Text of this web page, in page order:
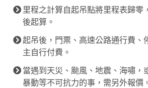
里程之計算自起吊點將里程表歸零
後起算。
起吊後，門票、高速公路通行費、
主自行付費。
當遇到天災、颱風、地震、海嘯，
暴動等不可抗力的事，需另外報價